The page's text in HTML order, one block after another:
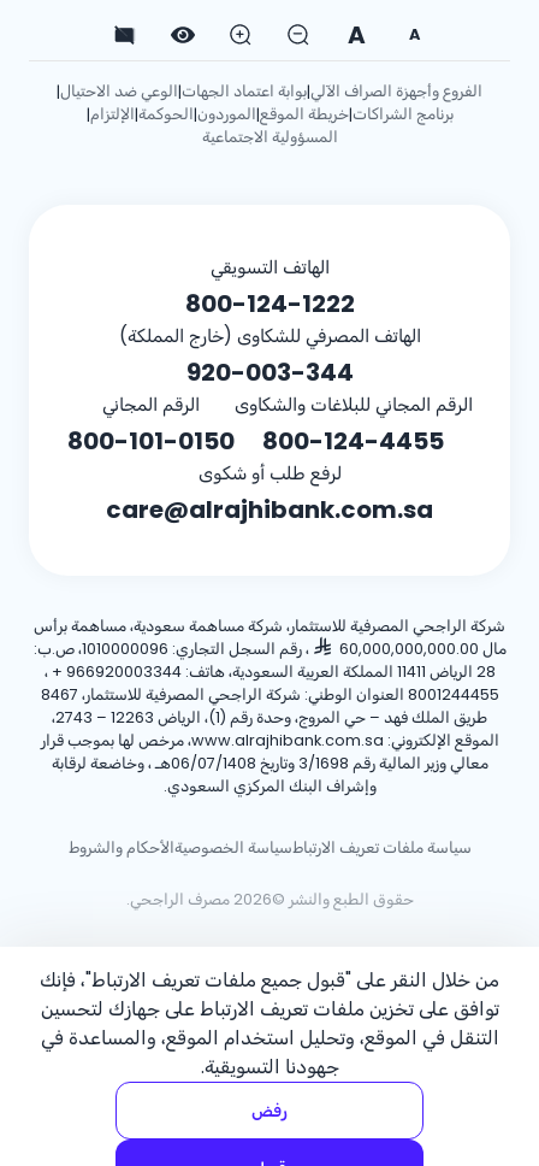
A
A
الفروع وأجهزة الصراف الآلي|بوابة اعتماد الجهات|الوعي ضد الاحتيال|
برنامج الشراكات|خريطة الموقع|الموردون|الحوكمة|الإلتزام|
المسؤولية الاجتماعية
الهاتف التسويقي
800-124-1222
الهاتف المصرفي للشكاوى (خارج المملكة)
920-003-344
الرقم المجاني للبلاغات والشكاوى
800-124-4455
الرقم المجاني
800-101-0150
لرفع طلب أو شكوى
care@alrajhibank.com.sa
شركة الراجحي المصرفية للاستثمار، شركة مساهمة سعودية، مساهمة برأس
مال 60,000,000,000.00
، رقم السجل التجاري: 1010000096، ص.ب:
28 الرياض 11411 المملكة العربية السعودية، هاتف:
+ 966920003344 ،
8001244455 العنوان الوطني: شركة الراجحي المصرفية للاستثمار، 8467
طريق الملك فهد – حي المروج، وحدة رقم (1)، الرياض 12263 – 2743،
الموقع الإلكتروني: www.alrajhibank.com.sa، مرخص لها بموجب قرار
معالي وزير المالية رقم 3/1698 وتاريخ 06/07/1408هـ ، وخاضعة لرقابة
وإشراف البنك المركزي السعودي.
حقوق الطبع والنشر ©2026 مصرف الراجحي.
سياسة ملفات تعريف الارتباطسياسة الخصوصيةالأحكام والشروط
من خلال النقر على "قبول جميع ملفات تعريف الارتباط"، فإنك
توافق على تخزين ملفات تعريف الارتباط على جهازك لتحسين
التنقل في الموقع، وتحليل استخدام الموقع، والمساعدة في
جهودنا التسويقية.
رفض